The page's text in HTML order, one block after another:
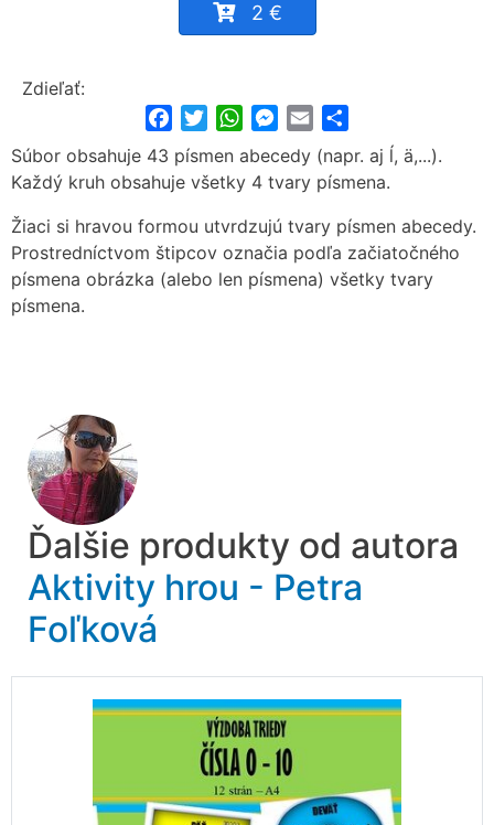
2 €
Zdieľať:
FacebookTwitterWhatsApp
Messenger
Email
Súbor obsahuje 43 písmen abecedy (napr. aj ĺ, ä,...).
Každý kruh obsahuje všetky 4 tvary písmena.
Žiaci si hravou formou utvrdzujú tvary písmen abecedy.
Prostredníctvom štipcov označia podľa začiatočného
písmena obrázka (alebo len písmena) všetky tvary
písmena.
Ďalšie produkty od autora
Aktivity hrou - Petra
Foľková